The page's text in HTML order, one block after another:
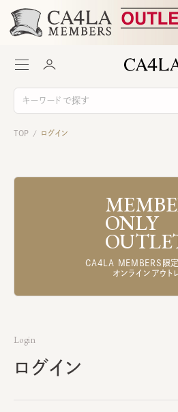
TOP / ログイン
ONLY
CA4LA MEMBERS限定
オンラインアウト
Login
ログイン